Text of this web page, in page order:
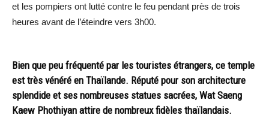
et les pompiers ont lutté contre le feu pendant près de trois
heures avant de l’éteindre vers 3h00.
Bien que peu fréquenté par les touristes étrangers, ce temple
est très vénéré en Thaïlande. Réputé pour son architecture
splendide et ses nombreuses statues sacrées, Wat Saeng
Kaew Phothiyan attire de nombreux fidèles thaïlandais.